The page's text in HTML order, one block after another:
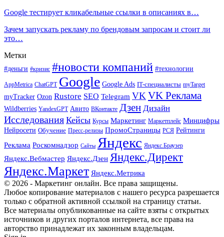
Google тестирует кликабельные ссылки в описаниях в…
Зачем запускать рекламу по брендовым запросам и стоит ли
это…
Метки
#деньги #кризис #новости компаний #технологии
AppMetrica ChatGPT Google Google Ads IT-специалисты myTarget
myTracker Ozon Rustore SEO Telegram VK VK Реклама
Wildberries YandexGPT Авито ВКонтакте Дзен Дизайн
Исследования Кейсы Курсы Маркетинг Маркетплейс Минцифры
Нейросети Обучение Пресс-релизы ПромоСтраницы РСЯ Рейтинги
Реклама Роскомнадзор Сайты Яндекс Яндекс.Браузер
Яндекс.Вебмастер Яндекс.Дзен Яндекс.Директ
Яндекс.Маркет Яндекс.Метрика
© 2026 - Маркетинг онлайн. Все права защищены.
Любое копирование материалов с нашего ресурса разрешается
только с обратной активной ссылкой на страницу статьи.
Все материалы опубликованные на сайте взяты с открытых
источников и других порталов интернета, все права на
авторство принадлежат их законным владельцам.